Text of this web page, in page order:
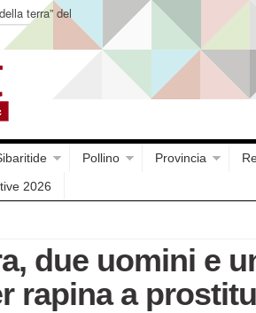
terra” del
Pollino Provincia
2026
due uomini e
rapina a